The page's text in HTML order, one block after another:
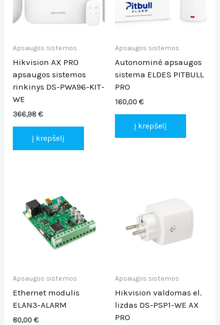
Apsaugos sistemos
Hikvision AX PRO
apsaugos sistemos
rinkinys DS-PWA96-KIT-
WE
366,98€
Į krepšelį
Apsaugos sistemos
Autonominė apsaugos
sistema ELDES PITBULL
PRO
160,00 €
Į krepšelį
Apsaugos sistemos
Ethernet modulis
ELAN3-ALARM
80,00€
Apsaugos sistemos
Hikvision valdomas el.
lizdas DS-PSP1-WE AX
PRO